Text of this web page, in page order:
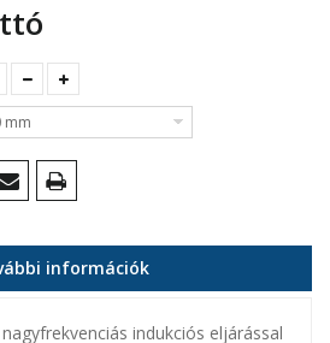
mm
információk
indukciós eljárással